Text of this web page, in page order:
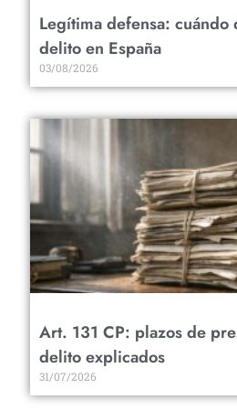
Legítima defensa: cuándo
delito en España
03/08/2026
Art. 131 CP: plazos de
delito explicados
31/07/2026